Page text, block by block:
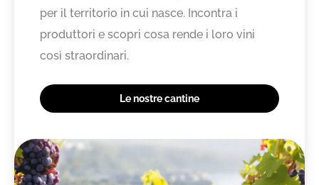
per il territorio in cui nasce. Incontra i
produttori e scopri cosa rende i loro vini
così straordinari.
Le nostre cantine